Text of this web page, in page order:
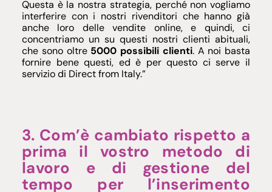
Questa è la nostra strategia, perché non vogliamo
interferire con i nostri rivenditori che hanno già
anche loro delle vendite online, e quindi, ci
concentriamo un su questi nostri clienti abituali,
che sono oltre 5000 possibili clienti. A noi basta
fornire bene questi, ed è per questo ci serve il
servizio di Direct from Italy.”
3. Com’è cambiato rispetto a
prima il vostro metodo di
lavoro e di gestione del
tempo per l’inserimento